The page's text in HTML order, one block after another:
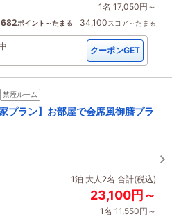
1名 17,050円～
682ポイント～たまる 34,100スコア～たまる
クーポンGET
禁煙ルーム
プラン】お部屋で会席風御膳プラ
1泊 大人2名 合計(税込)
23,100円～
1名 11,550円～